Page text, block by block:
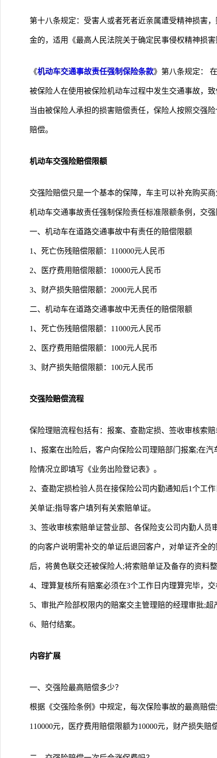
第十八条规定：受害人或者死者近亲属遭受精神损害
金的，适用《最高人民法院关于确定民事侵权精神损
《机动车交通事故责任强制保险条款》第八条规定：
被保险人在使用被保险机动车过程中发生交通事故，
当由被保险人承担的损害赔偿责任，保险人按照交强
赔偿。
机动车交强险赔偿限额
交强险赔偿只是一个基本的保障，车主可以补充购买
机动车交通事故责任强制保险责任标准限额条例，交
一、机动车在道路交通事故中有责任的赔偿限额
1、死亡伤残赔偿限额：110000元人民币
2、医疗费用赔偿限额：10000元人民币
3、财产损失赔偿限额：2000元人民币
二、机动车在道路交通事故中无责任的赔偿限额
1、死亡伤残赔偿限额：11000元人民币
2、医疗费用赔偿限额：1000元人民币
3、财产损失赔偿限额：100元人民币
交强险赔偿流程
保险理赔流程包括有：报案、查勘定损、签收审核索
1、报案在出险后，客户向保险公司理赔部门报案;在
险情况立即填写《业务出险登记表》。
2、查勘定损检验人员在接保险公司内勤通知后1个工
关单证;指导客户填列有关索赔单证。
3、签收审核索赔单证营业部、各保险支公司内勤人员
的向客户说明需补交的单证后退回客户，对单证齐全
后，将黄色联交还被保险人;将索赔单证及备存的资料
4、理算复核所有赔案必须在3个工作日内理算完毕，
5、审批产险部权限内的赔案交主管理赔的经理审批;
6、赔付结案。
内容扩展
一、交强险最高赔偿多少？
根据《交强险条例》中规定，每次保险事故的最高赔
110000元，医疗费用赔偿限额为10000元，财产损失赔